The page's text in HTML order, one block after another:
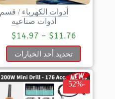
أدوات الكهرباء / قسم
أدوات صناعيه
$11.76
–
$14.97
تحديد أحد الخيارات
-52%